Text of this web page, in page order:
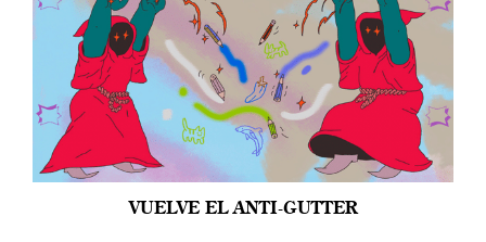
VUELVE EL ANTI-GUTTER